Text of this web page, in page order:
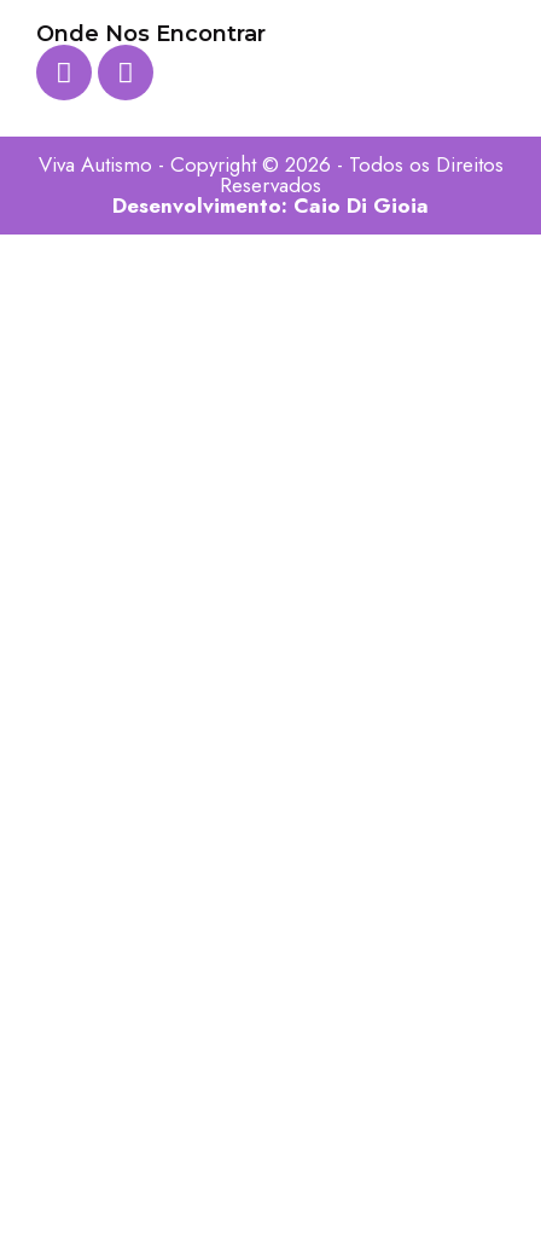
Onde Nos Encontrar
Viva Autismo - Copyright © 2026 - Todos os Direitos
Reservados
Desenvolvimento: Caio Di Gioia